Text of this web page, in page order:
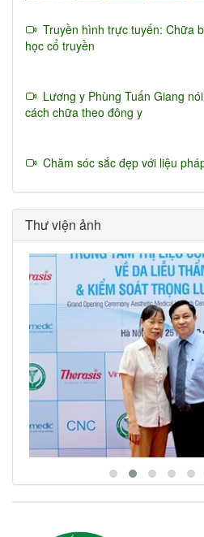
Truyền hình trực tuyến: Chữa
học cổ truyền
Lương y Phùng Tuấn Giang
cách chữa theo đông y
Chăm sóc sắc đẹp với liệu
Thư viện ảnh